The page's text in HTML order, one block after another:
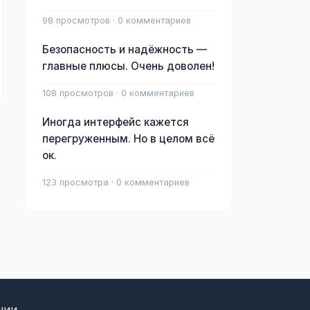
98 просмотров · 0 комментариев
Безопасность и надёжность —
главные плюсы. Очень доволен!
108 просмотров · 0 комментариев
Иногда интерфейс кажется
перегруженным. Но в целом всё
ок.
123 просмотра · 0 комментариев